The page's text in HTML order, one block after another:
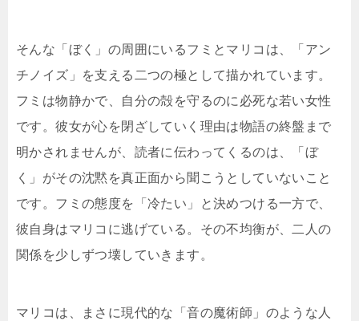
そんな「ぼく」の周囲にいるフミとマリコは、「アン
チノイズ」を支える二つの極として描かれています。
フミは物静かで、自分の殻を守るのに必死な若い女性
です。彼女が心を閉ざしていく理由は物語の終盤まで
明かされませんが、読者に伝わってくるのは、「ぼ
く」がその沈黙を真正面から聞こうとしていないこと
です。フミの態度を「冷たい」と決めつける一方で、
彼自身はマリコに逃げている。その不均衡が、二人の
関係を少しずつ壊していきます。
マリコは、まさに現代的な「音の魔術師」のような人